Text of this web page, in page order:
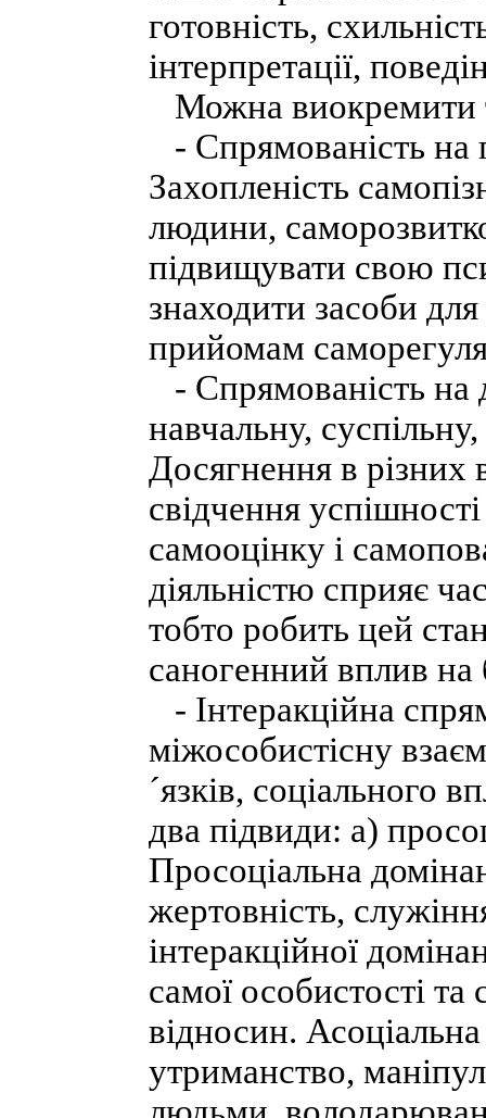
готовність,
інтерпретації,
Можна виокремити
- Спрямованість на
Захопленість
людини,
підвищувати свою
знаходити засоби
прийомам
- Спрямованість на
навчальну,
Досягнення в різних
свідчення
самооцінку і
діяльністю сприяє
тобто робить цей
саногенний вплив на
- Інтеракційна
міжособистісну
´язків, соціального
два підвиди: а)
Просоціальна
жертовність,
інтеракційної
самої особистості
відносин.
утриманство,